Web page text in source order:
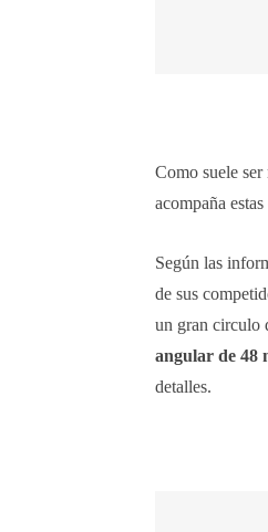
Como suele
acompaña
Según las
de sus
un gran circulo
angular de 48
detalles.